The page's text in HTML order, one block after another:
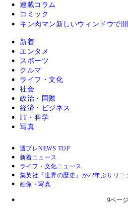
連載コラム
コミック
キン肉マン 新しいウィンドウで開
新着
エンタメ
スポーツ
クルマ
ライフ・文化
社会
政治・国際
経済・ビジネス
IT・科学
写真
週プレNEWS TOP
新着ニュース
ライフ・文化ニュース
集英社『世界の歴史』が22年ぶりリ
画像・写真
9ペー